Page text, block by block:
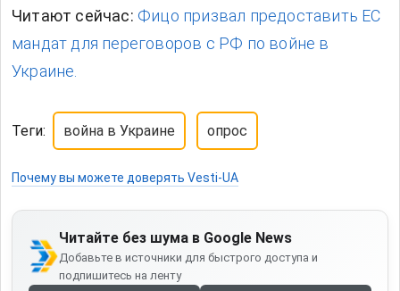
Читают сейчас: Фицо призвал предоставить ЕС
мандат для переговоров с РФ по войне в
Украине.
Теги: война в Украине опрос
Почему вы можете доверять Vesti-UA
Читайте без шума в Google News
Добавьте в источники для быстрого доступа и
подпишитесь на ленту